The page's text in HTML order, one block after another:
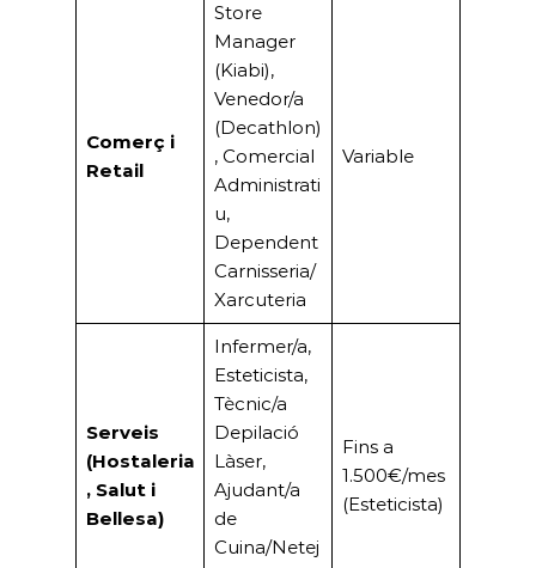
Venedor/a
(Decathlon)
, Comercial
Administrati
u,
Dependent
Carnisseria/
Xarcuteria
Bellesa)
Infermer/a,
Esteticista,
Tècnic/a
Depilació
Làser,
Ajudant/a
de
Cuina/Netej
a,
Camarer/a